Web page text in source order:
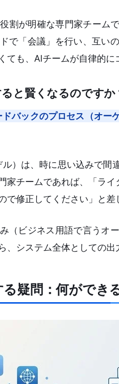
割が明確な専門家チーム
で「会議」を行い、互い
ても、AIチームが自律的に
と賢くなるのですか
ドバックのプロセス（オ
）は、時に思い込みで
家チームであれば、「ラ
で修正してください」と差
（ビジネス用語で言うオ
、システム全体としての
疑問：何ができ